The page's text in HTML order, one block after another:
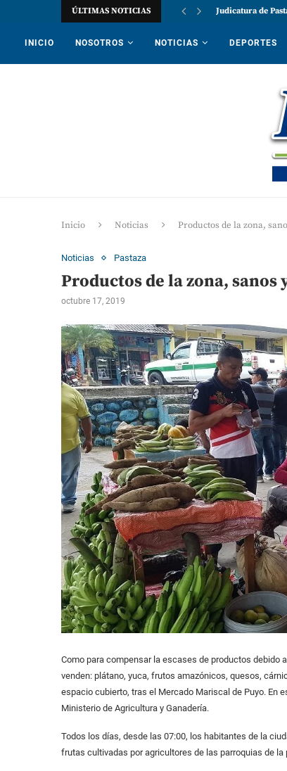
ÚLTIMAS NOTICIAS Judicatura de
INICIO NOSOTROS NOTICIAS DEPORTES
Inicio Noticias Productos de la zona,
Noticias Pastaza
Productos de la zona, sanos
octubre 17, 2019
Como para compensar la escases de productos debido
venden: plátano, yuca, frutos amazónicos, quesos,
espacio cubierto, tras el Mercado Mariscal de Puyo. En
Ministerio de Agricultura y Ganadería.
Todos los días, desde las 07:00, los habitantes de la
frutas cultivadas por agricultores de las parroquias de la